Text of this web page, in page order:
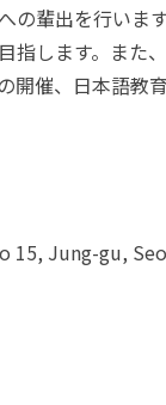
輩出を行いま
指します。また
開催、日本語教
15, Jung-gu,